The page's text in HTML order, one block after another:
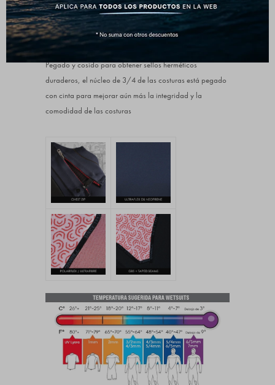
forro Ultrafibre en brazos y piernas
GBS + COSTURAS CINTAS
Pegado y cosido para obtener sellos herméticos
duraderos, el núcleo de 3/4 de las costuras está pegado
con cinta para mejorar aún más la integridad y la
comodidad de las costuras